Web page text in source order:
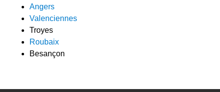
Angers
Valenciennes
Troyes
Roubaix
Besançon